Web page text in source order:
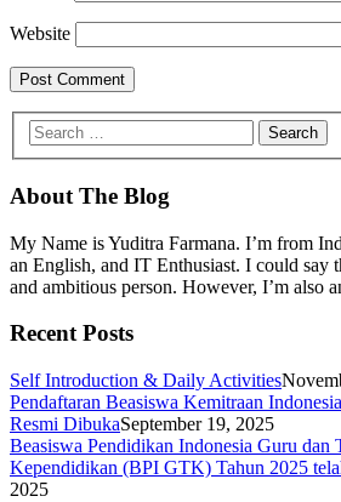
Website
About The Blog
My Name is Yuditra Farmana. I’m from
an English, and IT Enthusiast. I could say
and ambitious person. However, I’m also
Recent Posts
Self Introduction & Daily Activities
Pendaftaran Beasiswa Kemitraan
Resmi DibukaSeptember 19, 2025
Beasiswa Pendidikan Indonesia Guru dan
Kependidikan (BPI GTK) Tahun 2025
2025